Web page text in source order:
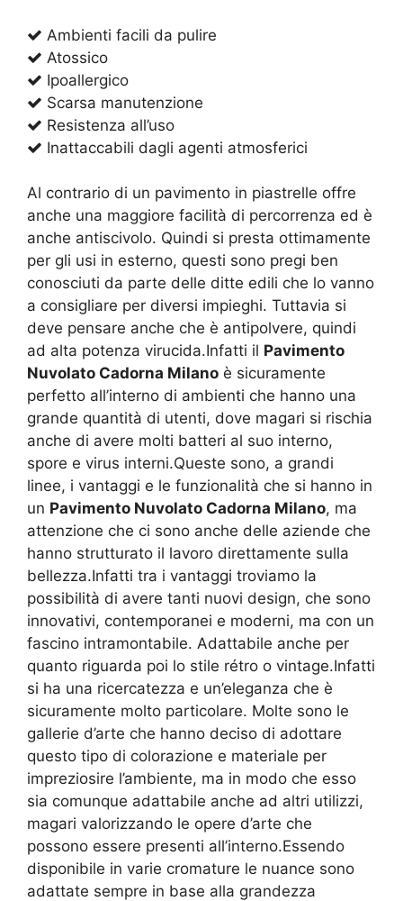
Ambienti facili da pulire
Atossico
Ipoallergico
Scarsa manutenzione
Resistenza all’uso
Inattaccabili dagli agenti atmosferici
Al contrario di un pavimento in piastrelle offre
anche una maggiore facilità di percorrenza ed è
anche antiscivolo. Quindi si presta ottimamente
per gli usi in esterno, questi sono pregi ben
conosciuti da parte delle ditte edili che lo vanno
a consigliare per diversi impieghi. Tuttavia si
deve pensare anche che è antipolvere, quindi
ad alta potenza virucida.Infatti il Pavimento
Nuvolato Cadorna Milano è sicuramente
perfetto all’interno di ambienti che hanno una
grande quantità di utenti, dove magari si rischia
anche di avere molti batteri al suo interno,
spore e virus interni.Queste sono, a grandi
linee, i vantaggi e le funzionalità che si hanno in
un Pavimento Nuvolato Cadorna Milano, ma
attenzione che ci sono anche delle aziende che
hanno strutturato il lavoro direttamente sulla
bellezza.Infatti tra i vantaggi troviamo la
possibilità di avere tanti nuovi design, che sono
innovativi, contemporanei e moderni, ma con un
fascino intramontabile. Adattabile anche per
quanto riguarda poi lo stile rétro o vintage.Infatti
si ha una ricercatezza e un’eleganza che è
sicuramente molto particolare. Molte sono le
gallerie d’arte che hanno deciso di adottare
questo tipo di colorazione e materiale per
impreziosire l’ambiente, ma in modo che esso
sia comunque adattabile anche ad altri utilizzi,
magari valorizzando le opere d’arte che
possono essere presenti all’interno.Essendo
disponibile in varie cromature le nuance sono
adattate sempre in base alla grandezza